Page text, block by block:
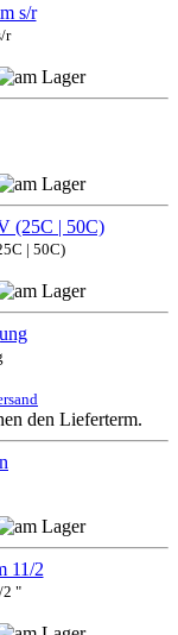
r
| 50C)
2 "